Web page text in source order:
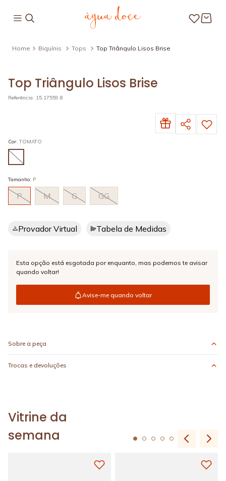
Biquínis Tops Top Triângulo Lisos Brise
Top Triângulo Lisos Brise
Referência: 15.17559.8
Cor: TOMATO
Tamanho: P
P M G GG
Provador Virtual Tabela de Medidas
Esta opção está esgotada por enquanto, mas podemos te avisar
quando voltar!
Avise-me quando voltar
Sobre a peça
Trocas e devoluções
Vitrine da
semana